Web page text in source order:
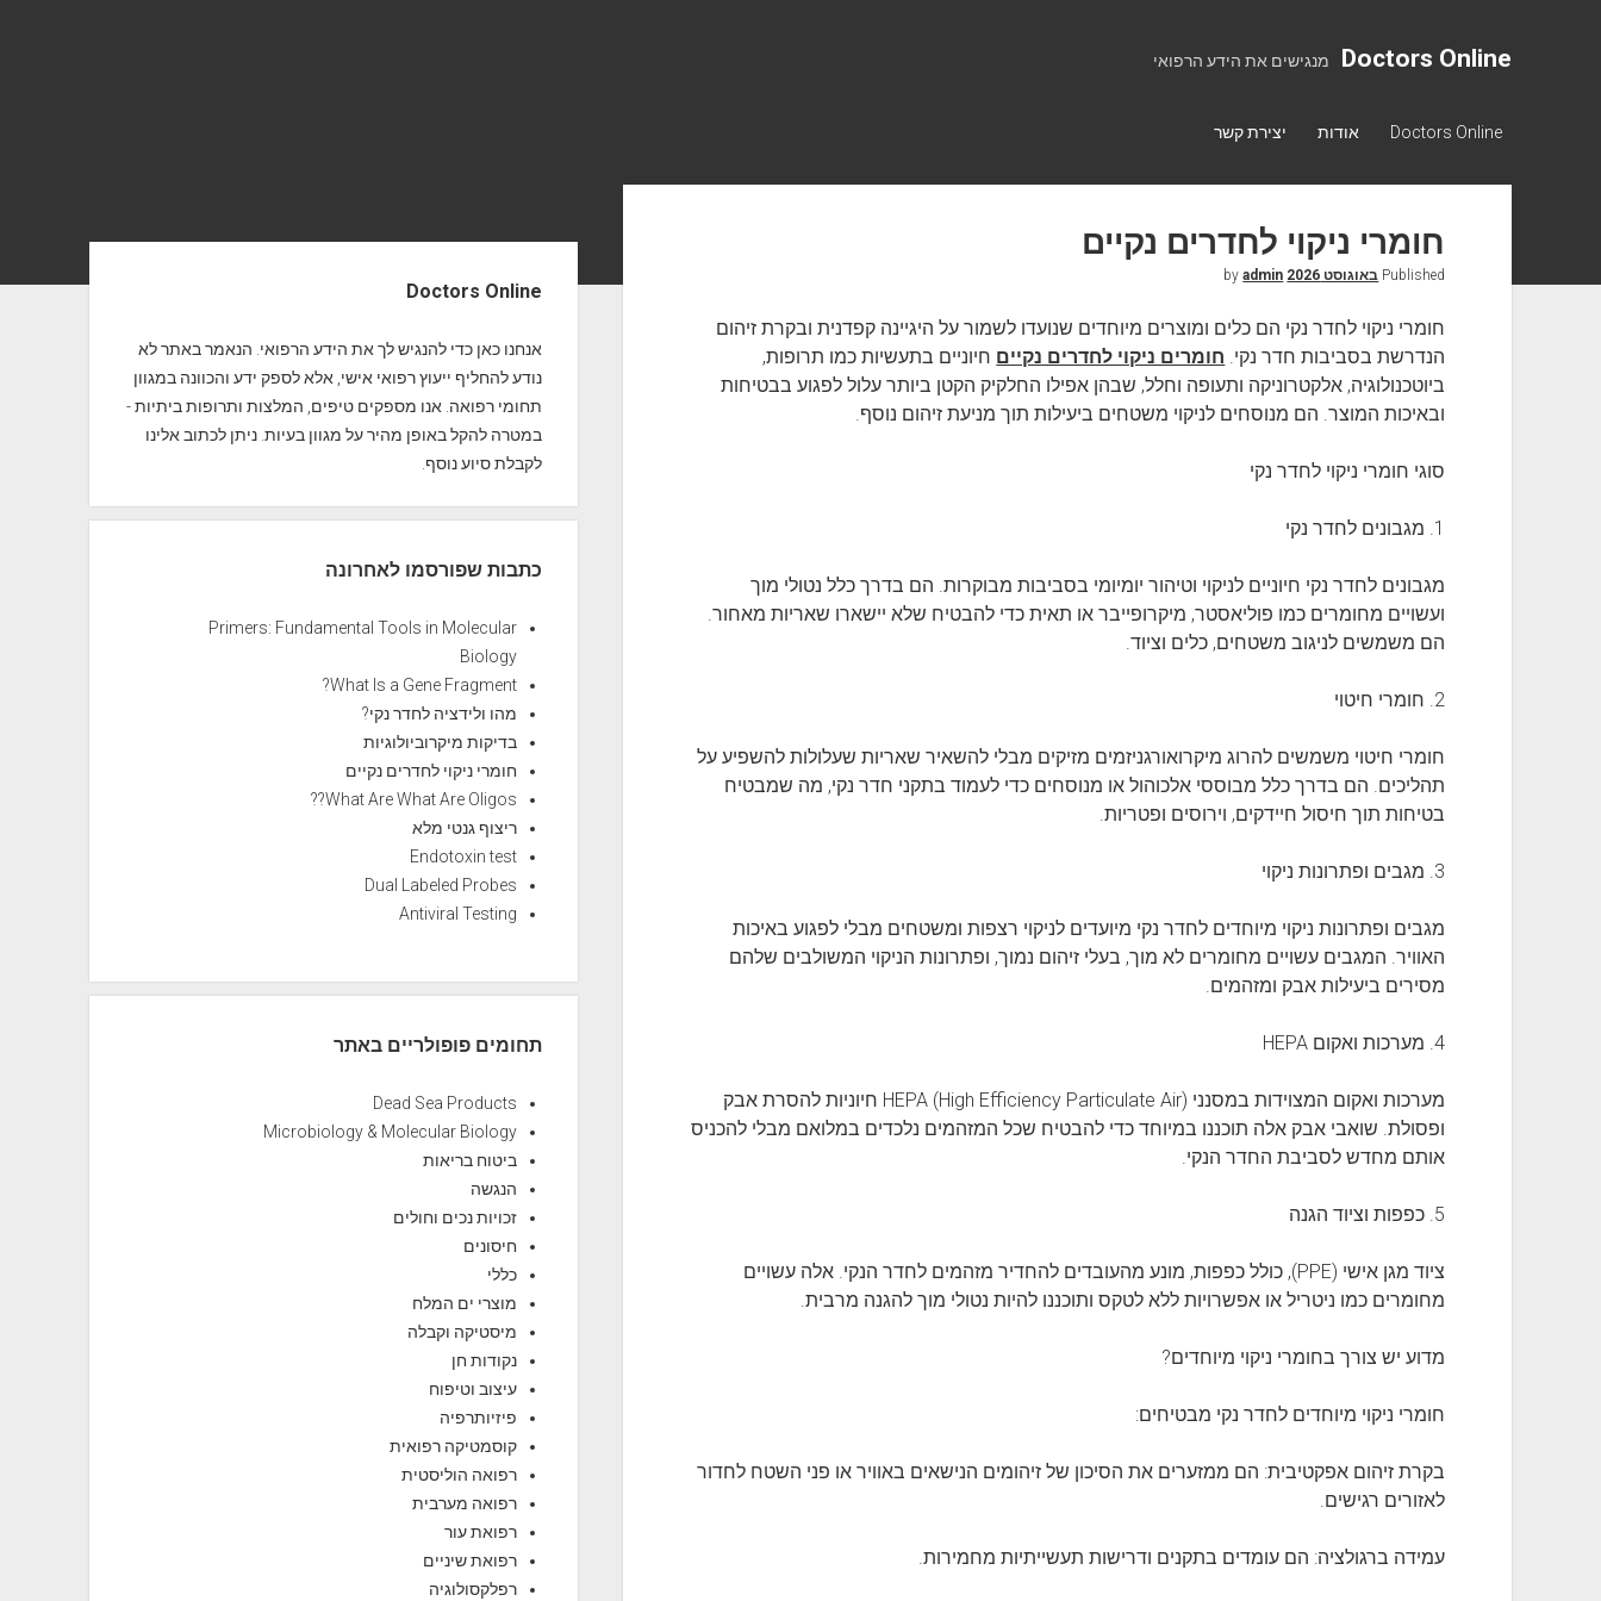
Doctors Online מנגישים את הידע הרפואי
Doctors Online אודות יצירת קשר
חומרי ניקוי לחדרים נקיים
Published באוגוסט 2026 admin
חומרי ניקוי לחדר נקי הם כלים ומוצרים מיוחדים שנועדו לשמור על היגיינה קפדנית ובקרת זיהום
הנדרשת בסביבות חדר נקי. חומרים ניקוי לחדרים נקיים חיוניים בתעשיות כמו תרופות,
ביוטכנולוגיה, אלקטרוניקה ותעופה וחלל, שבהן אפילו החלקיק הקטן ביותר עלול לפגוע בבטיחות
ובאיכות המוצר. הם מנוסחים לניקוי משטחים ביעילות תוך מניעת זיהום נוסף.
סוגי חומרי ניקוי לחדר נקי
1. מגבונים לחדר נקי
מגבונים לחדר נקי חיוניים לניקוי וטיהור יומיומי בסביבות מבוקרות. הם בדרך כלל נטולי מוך
ועשויים מחומרים כמו פוליאסטר, מיקרופייבר או תאית כדי להבטיח שלא יישארו שאריות מאחור.
הם משמשים לניגוב משטחים, כלים וציוד.
2. חומרי חיטוי
חומרי חיטוי משמשים להרוג מיקרואורגניזמים מזיקים מבלי להשאיר שאריות שעלולות להשפיע על
תהליכים. הם בדרך כלל מבוססי אלכוהול או מנוסחים כדי לעמוד בתקני חדר נקי, מה שמבטיח
בטיחות תוך חיסול חיידקים, וירוסים ופטריות.
3. מגבים ופתרונות ניקוי
מגבים ופתרונות ניקוי מיוחדים לחדר נקי מיועדים לניקוי רצפות ומשטחים מבלי לפגוע באיכות
האוויר. המגבים עשויים מחומרים לא מוך, בעלי זיהום נמוך, ופתרונות הניקוי המשולבים שלהם
מסירים ביעילות אבק ומזהמים.
4. מערכות ואקום HEPA
מערכות ואקום המצוידות במסנני HEPA (High Efficiency Particulate Air) חיוניות להסרת אבק
ופסולת. שואבי אבק אלה תוכננו במיוחד כדי להבטיח שכל המזהמים נלכדים במלואם מבלי להכניס
אותם מחדש לסביבת החדר הנקי.
5. כפפות וציוד הגנה
ציוד מגן אישי (PPE), כולל כפפות, מונע מהעובדים להחדיר מזהמים לחדר הנקי. אלה עשויים
מחומרים כמו ניטריל או אפשרויות ללא לטקס ותוכננו להיות נטולי מוך להגנה מרבית.
מדוע יש צורך בחומרי ניקוי מיוחדים?
חומרי ניקוי מיוחדים לחדר נקי מבטיחים:
בקרת זיהום אפקטיבית: הם ממזערים את הסיכון של זיהומים הנישאים באוויר או פני השטח לחדור
לאזורים רגישים.
עמידה ברגולציה: הם עומדים בתקנים ודרישות תעשייתיות מחמירות.
r
Doctors Online
אנחנו כאן כדי להנגיש לך את הידע הרפואי. הנאמר באתר לא
נודע להחליף ייעוץ רפואי אישי, אלא לספק ידע והכוונה במגוון
תחומי רפואה. אנו מספקים טיפים, המלצות ותרופות ביתיות -
במטרה להקל באופן מהיר על מגוון בעיות. ניתן לכתוב אלינו
לקבלת סיוע נוסף.
כתבות שפורסמו לאחרונה
Primers: Fundamental Tools in Molecular
Biology
What Is a Gene Fragment?
מהו ולידציה לחדר נקי?
בדיקות מיקרוביולוגיות
חומרי ניקוי לחדרים נקיים
What Are What Are Oligos??
ריצוף גנטי מלא
Endotoxin test
Dual Labeled Probes
Antiviral Testing
תחומים פופולריים באתר
Dead Sea Products
Microbiology & Molecular Biology
ביטוח בריאות
הנגשה
זכויות נכים וחולים
חיסונים
כללי
מוצרי ים המלח
מיסטיקה וקבלה
נקודות חן
עיצוב וטיפוח
פיזיותרפיה
קוסמטיקה רפואית
רפואה הוליסטית
רפואה מערבית
רפואת עור
רפואת שיניים
רפלקסולוגיה